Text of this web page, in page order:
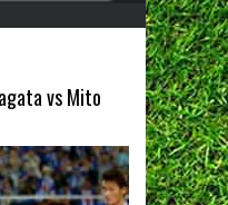
vs Mito